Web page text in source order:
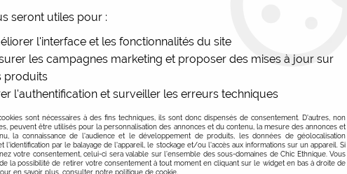
fantaisie rigolotes à motifs et socquettes femme
Chaussettes à revers
Soyez le premier à donner votre
14,50 €TTC
seront utiles pour :
l'interface et les fonctionnalités du site
les campagnes marketing et proposer des mises à jour sur
produits
l'authentification et surveiller les erreurs techniques
sont nécessaires à des fins techniques, ils sont donc dispensés de consentement. D'autres, non
peuvent être utilisés pour la personnalisation des annonces et du contenu, la mesure des annonces et
la connaissance de l'audience et le développement de produits, les données de géolocalisation
l'identification par le balayage de l'appareil, le stockage et/ou l'accès aux informations sur un appareil. Si
votre consentement, celui-ci sera valable sur l’ensemble des sous-domaines de Chic Ethnique. Vous
la possibilité de retirer votre consentement à tout moment en cliquant sur le widget en bas à droite de
en savoir plus, consulter notre politique de cookie.